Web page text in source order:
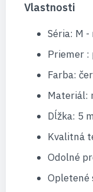
Vlastnosti
Séria: M
Priemer :
Farba:
Materiál:
Dĺžka: 5
Kvalitná
Odolné
Opletené